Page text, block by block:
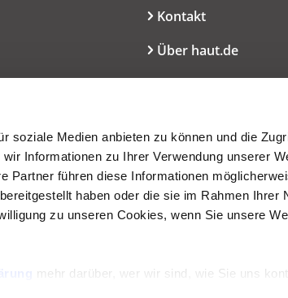
soziale Medien anbieten zu können und die
Informationen zu Ihrer Verwendung unserer
Partner führen diese Informationen
haben oder die sie im Rahmen Ihrer
zu unseren Cookies, wenn Sie unsere
mehr darüber, wer wir sind, wie Sie uns
INCI
Kontakt
Über haut.de
Presseservice